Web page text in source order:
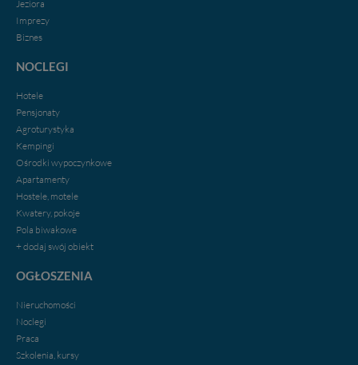
Jeziora
Imprezy
Biznes
NOCLEGI
Hotele
Pensjonaty
Agroturystyka
Kempingi
Ośrodki wypoczynkowe
Apartamenty
Hostele, motele
Kwatery, pokoje
Pola biwakowe
+ dodaj swój obiekt
OGŁOSZENIA
Nieruchomości
Noclegi
Praca
Szkolenia, kursy
portal, poprzez jego rozbudowę oraz dostarczanie
nowych treści i zdjęć.
zgody, dzięki której, będziemy mogli elementy serwisu
pliki cookies) będą zapisywane w celu usprawnienia
serwisu (zapamiętywanie pozycji na mapach, ostatnie
wyszukania, ulubione miejsca, logowania, itp).
Bezpieczeństwo Twoich danych jest dla nas
priorytetowe, bez poinformowania Ciebie nie będziemy
zmieniać zakresu naszych uprawnień. Twoje dane są u
nas bezpieczne, jeśli masz wątpliwości co do naszych
intencji, zawsze możesz wycofać swoją zgodę. Więcej
informacji uzyskach w naszej
Klikając znak X lub przycisk PRZEJDŹ DO SERWISU
Twoich danych innym podmiotom oraz osobom
trzecim. Wyjątkiem jest sytuacja, gdy przekazanie
danych z formularza kontaktowego, przekazanie danych